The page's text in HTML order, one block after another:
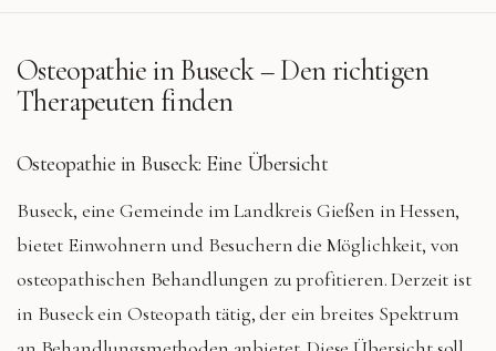
Osteopathie inBuseck– Den richtigen
Therapeuten finden
Osteopathie in Buseck: Eine Übersicht
Buseck, eine Gemeinde im Landkreis Gießen in Hessen,
bietet Einwohnern und Besuchern die Möglichkeit, von
osteopathischen Behandlungen zu profitieren. Derzeit ist
in Buseck ein Osteopath tätig, der ein breites Spektrum